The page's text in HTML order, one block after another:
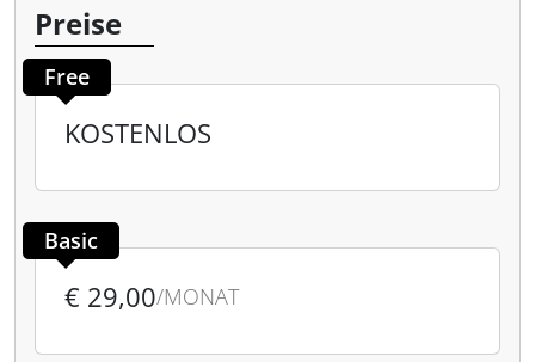
Preise
Free
KOSTENLOS
Basic
€ 29,00/MONAT